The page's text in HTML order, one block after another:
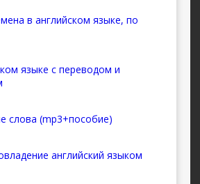
в английском языке, по
языке с переводом и
слова (mp3+пособие)
английский языком